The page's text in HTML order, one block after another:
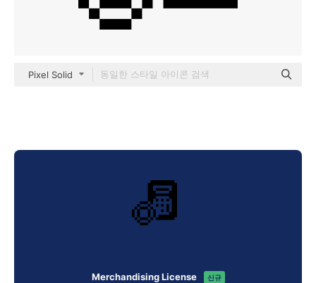
Pixel Solid
Merchandising License 신규